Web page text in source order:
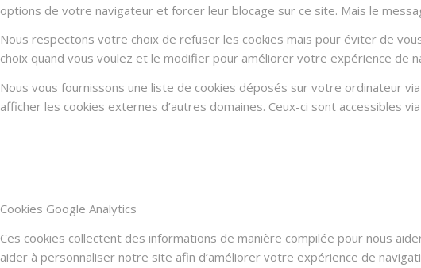
options de votre navigateur et forcer leur blocage sur ce site. Mais le
Nous respectons votre choix de refuser les cookies mais pour éviter de
choix quand vous voulez et le modifier pour améliorer votre expérience de
Nous vous fournissons une liste de cookies déposés sur votre ordinateur
afficher les cookies externes d’autres domaines. Ceux-ci sont accessibles
Cookies Google Analytics
Ces cookies collectent des informations de manière compilée pour nous
aider à personnaliser notre site afin d’améliorer votre expérience de